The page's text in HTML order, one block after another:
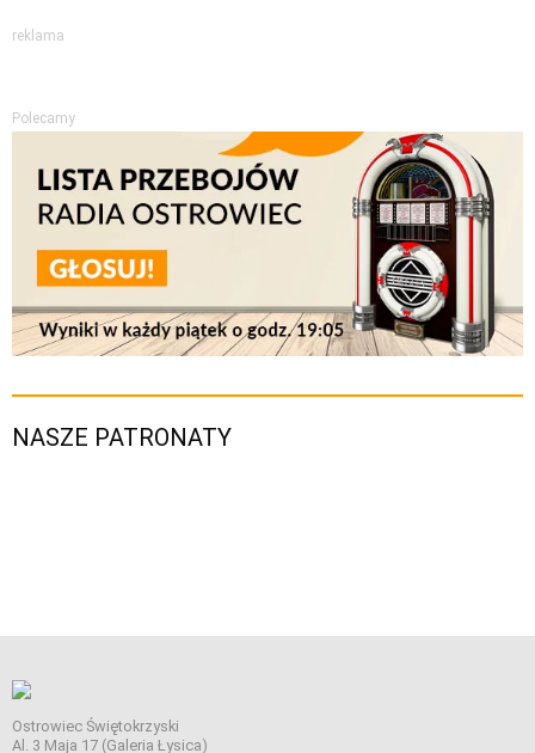
reklama
Polecamy
NASZE PATRONATY
Ostrowiec Świętokrzyski
Al. 3 Maja 17 (Galeria Łysica)